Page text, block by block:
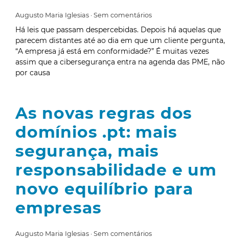
Augusto Maria Iglesias Sem comentários
Há leis que passam despercebidas. Depois há aquelas que
parecem distantes até ao dia em que um cliente pergunta,
“A empresa já está em conformidade?” É muitas vezes
assim que a cibersegurança entra na agenda das PME, não
por causa
As novas regras dos
domínios .pt: mais
segurança, mais
responsabilidade e um
novo equilíbrio para
empresas
Augusto Maria Iglesias Sem comentários